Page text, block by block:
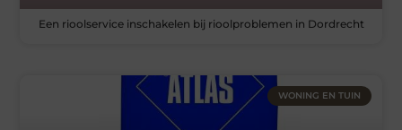
Een rioolservice inschakelen bij rioolproblemen in Dordrecht
WONING EN TUIN